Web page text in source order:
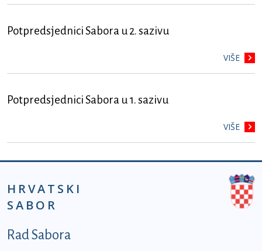
Potpredsjednici Sabora u 2. sazivu
VIŠE
Potpredsjednici Sabora u 1. sazivu
VIŠE
HRVATSKI
SABOR
Podnožje prvi izbornik
Rad Sabora